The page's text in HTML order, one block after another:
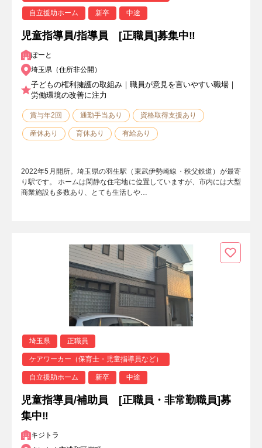
自立援助ホーム 新卒 中途
児童指導員/指導員 [正職員]募集中‼
ぽーと
埼玉県（住所非公開）
子どもの権利擁護の取組み｜職員が意見を言いやすい職場｜
労働環境の改善に注力
賞与年2回 通勤手当あり 資格取得支援あり
産休あり 育休あり 有給あり
2022年5月開所。埼玉県の羽生駅（東武伊勢崎線・秩父鉄道）が最寄
り駅です。 ホームは閑静な住宅地に位置していますが、市内には大型
商業施設も多数あり、とても生活しや…
埼玉県 正職員
ケアワーカー（保育士・児童指導員など）
自立援助ホーム 新卒 中途
児童指導員/補助員 [正職員・非常勤職員]募
集中‼
キジトラ